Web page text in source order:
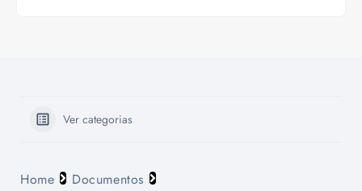
Ver categorias
Home
Documentos